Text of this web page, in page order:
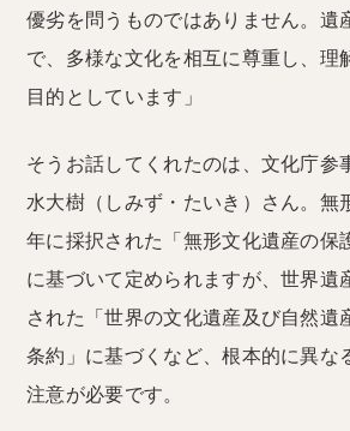
優劣を問うものではありません。遺
で、多様な文化を相互に尊重し、理
目的としています」
そうお話してくれたのは、文化庁参
水大樹（しみず・たいき）さん。無
年に採択された「無形文化遺産の保
に基づいて定められますが、世界遺
された「世界の文化遺産及び自然遺
条約」に基づくなど、根本的に異な
注意が必要です。